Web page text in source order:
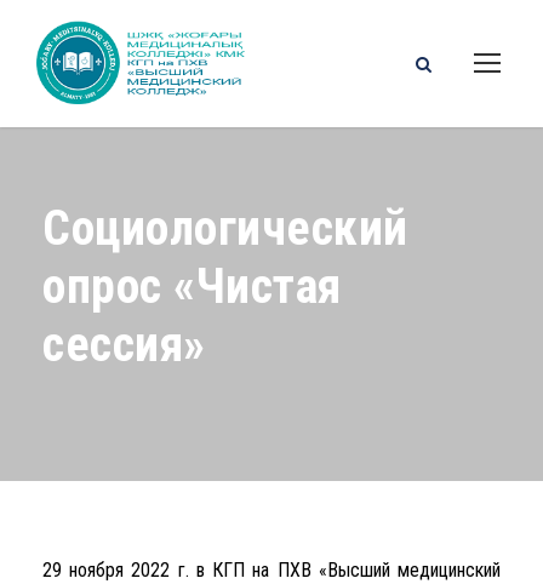
Cоциологический
опрос «Чистая
сессия»
29 ноября 2022 г. в КГП на ПХВ «Высший медицинский